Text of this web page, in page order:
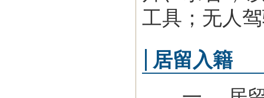
工具；无人
居留入籍